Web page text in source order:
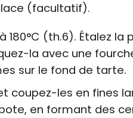
(facultatif).
180°C (th.6). Étalez
la avec une
sur le fond de tarte.
coupez-les en fines
en formant des